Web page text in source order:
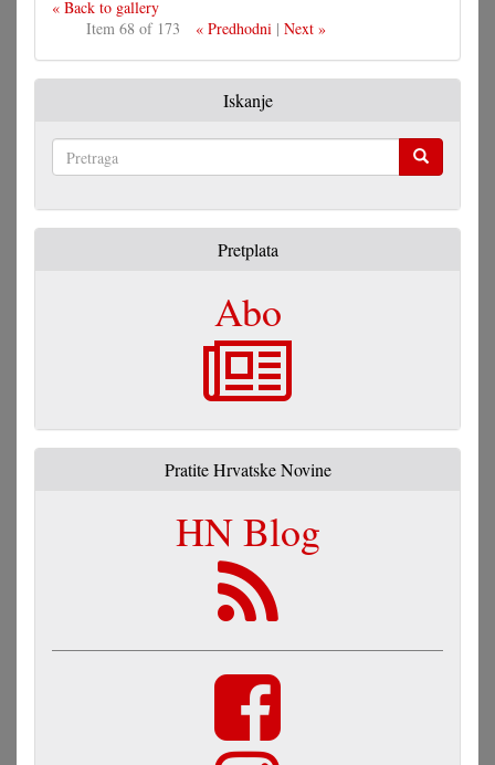
« Back to gallery
Item 68 of 173
« Predhodni| Next »
Iskanje
Pretplata
Abo
Pratite Hrvatske Novine
HN Blog